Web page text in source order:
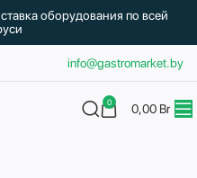
info@gastromarket.by
0 0,00 Br
оборудования по всей